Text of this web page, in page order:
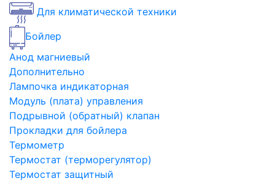
Для климатической техники
Бойлер
Анод магниевый
Дополнительно
Лампочка индикаторная
Модуль (плата) управления
Подрывной (обратный) клапан
Прокладки для бойлера
Термометр
Термостат (терморегулятор)
Термостат защитный